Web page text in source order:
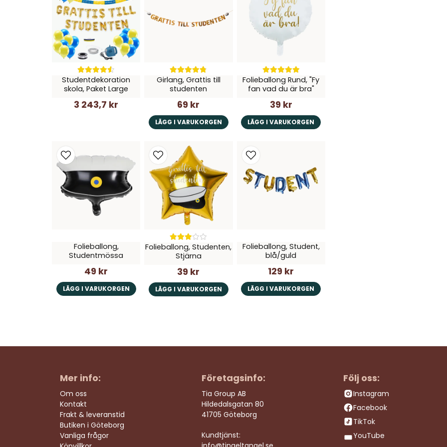
Studentdekoration
skola, Paket Large
3 243,7 kr
Girlang, Grattis till
studenten
69 kr
LÄGG I VARUKORGEN
Folieballong Rund, "Fy
fan vad du är bra"
39 kr
LÄGG I VARUKORGEN
Folieballong,
Studentmössa
49 kr
LÄGG I VARUKORGEN
Folieballong, Studenten,
Stjärna
39 kr
LÄGG I VARUKORGEN
Folieballong, Student,
blå/guld
129 kr
LÄGG I VARUKORGEN
Mer info:
Om oss
Kontakt
Frakt & leveranstid
Butiken i Göteborg
Vanliga frågor
Företagsinfo:
Tia Group AB
Hildedalsgatan 80
41705 Göteborg
Kundtjänst:
Följ oss:
Instagram
Facebook
TikTok
YouTube